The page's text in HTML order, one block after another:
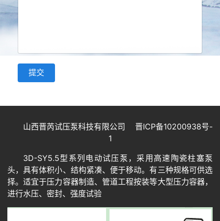
提交
山西晋芮试压泵科技有限公司 晋ICP备10200938号-
1
3D-SY5.5型系列电动试压泵，采用高速陶瓷柱塞泵
头，具有体积小、结构紧凑、便于移动。有三种规格可供选
择。适宜于压力容器制造、管道工程按装等大型压力容器，
进行水压、密封、强度试验